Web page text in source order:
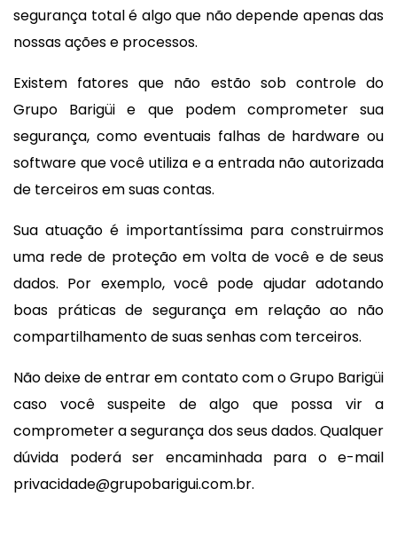
segurança total é algo que não depende apenas das
nossas ações e processos.
Existem fatores que não estão sob controle do
Grupo Barigüi e que podem comprometer sua
segurança, como eventuais falhas de hardware ou
software que você utiliza e a entrada não autorizada
de terceiros em suas contas.
Sua atuação é importantíssima para construirmos
uma rede de proteção em volta de você e de seus
dados. Por exemplo, você pode ajudar adotando
boas práticas de segurança em relação ao não
compartilhamento de suas senhas com terceiros.
Não deixe de entrar em contato com o Grupo Barigüi
caso você suspeite de algo que possa vir a
comprometer a segurança dos seus dados. Qualquer
dúvida poderá ser encaminhada para o e-mail
privacidade@grupobarigui.com.br.